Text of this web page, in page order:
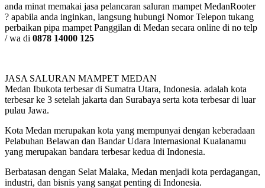
anda minat memakai jasa pelancaran saluran mampet MedanRooter
? apabila anda inginkan, langsung hubungi Nomor Telepon tukang
perbaikan pipa mampet Panggilan di Medan secara online di no telp
/ wa di 0878 14000 125
JASA SALURAN MAMPET MEDAN
Medan Ibukota terbesar di Sumatra Utara, Indonesia. adalah kota
terbesar ke 3 setelah jakarta dan Surabaya serta kota terbesar di luar
pulau Jawa.
Kota Medan merupakan kota yang mempunyai dengan keberadaan
Pelabuhan Belawan dan Bandar Udara Internasional Kualanamu
yang merupakan bandara terbesar kedua di Indonesia.
Berbatasan dengan Selat Malaka, Medan menjadi kota perdagangan,
industri, dan bisnis yang sangat penting di Indonesia.